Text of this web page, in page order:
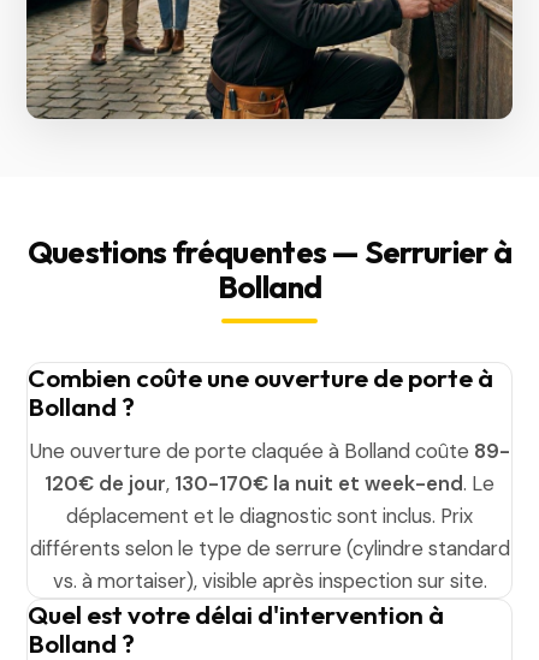
Questions fréquentes — Serrurier à
Bolland
Combien coûte une ouverture de porte à
Bolland ?
Une ouverture de porte claquée à Bolland coûte 89-
120€ de jour, 130-170€ la nuit et week-end. Le
déplacement et le diagnostic sont inclus. Prix
différents selon le type de serrure (cylindre standard
vs. à mortaiser), visible après inspection sur site.
Quel est votre délai d'intervention à
Bolland ?